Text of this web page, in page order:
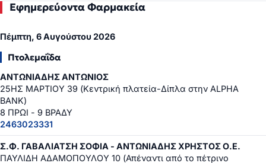
Εφημερεύοντα Φαρμακεία
Πέμπτη, 6 Αυγούστου 2026
Πτολεμαΐδα
ΑΝΤΩΝΙΑΔΗΣ ΑΝΤΩΝΙΟΣ
25ΗΣ ΜΑΡΤΙΟΥ 39 (Κεντρική πλατεία-Δίπλα στην ALPHA
BANK)
8 ΠΡΩΙ - 9 ΒΡΑΔΥ
2463023331
Σ.Φ. ΓΑΒΑΛΙΑΤΣΗ ΣΟΦΙΑ - ΑΝΤΩΝΙΑΔΗΣ ΧΡΗΣΤΟΣ Ο.Ε.
ΠΑΥΛΙΔΗ ΑΔΑΜΟΠΟΥΛΟΥ 10 (Απέναντι από το πέτρινο